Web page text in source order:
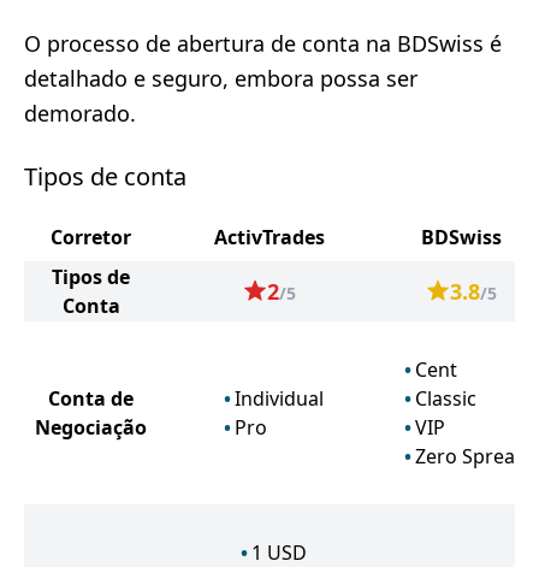
O processo de abertura de conta na BDSwiss é
detalhado e seguro, embora possa ser
demorado.
Tipos de conta
Corretor ActivTrades
BDSwiss
Tipos de
Conta
2/5 3.8/5
Conta de
Negociação
Individual
Pro
Cent
Classic
VIP
Zero Spread
1 USD